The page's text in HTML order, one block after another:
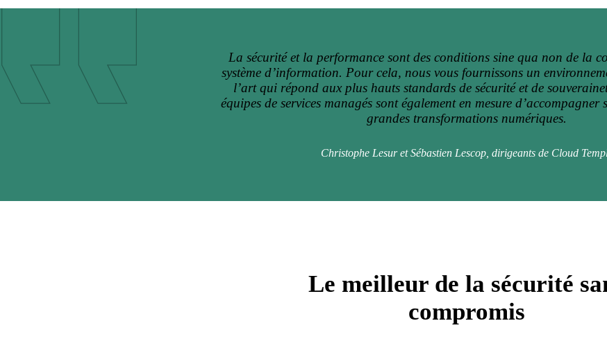
La sécurité et la performance sont des conditions sine qua non de la
système d’information. Pour cela, nous vous fournissons un
l’art qui répond aux plus hauts standards de sécurité et de
équipes de services managés sont également en mesure d’accompagner
grandes transformations numériques.
Christophe Lesur et Sébastien Lescop, dirigeants de Cloud
Le meilleur de la sécurité
compromis